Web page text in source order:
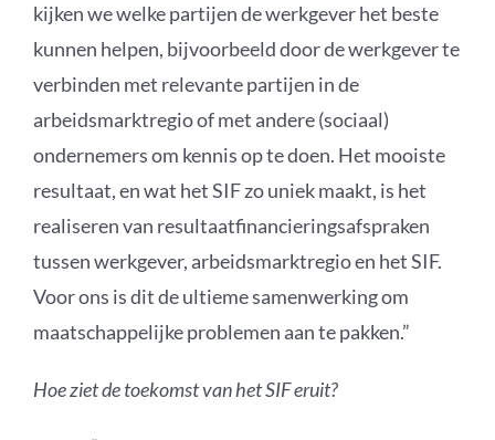
kijken we welke partijen de werkgever het beste
kunnen helpen, bijvoorbeeld door de werkgever te
verbinden met relevante partijen in de
arbeidsmarktregio of met andere (sociaal)
ondernemers om kennis op te doen. Het mooiste
resultaat, en wat het SIF zo uniek maakt, is het
realiseren van resultaatfinancieringsafspraken
tussen werkgever, arbeidsmarktregio en het SIF.
Voor ons is ditde ultieme samenwerking om
maatschappelijke problemen aan te pakken.”
Hoe ziet de toekomst van het SIF eruit?